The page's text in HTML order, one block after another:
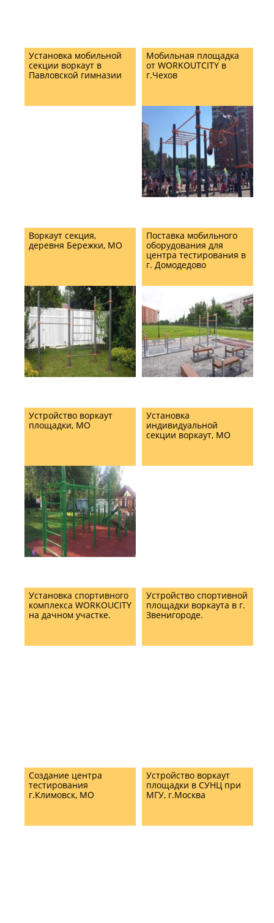
Установка мобильной
секции воркаут в
Павловской гимназии
Мобильная площадка
от WORKOUTCITY в
г.Чехов
Воркаут секция,
деревня Бережки, МО
Поставка мобильного
оборудования для
центра тестирования в
г. Домодедово
Устройство воркаут
площадки, МО
Установка
индивидуальной
секции воркаут, МО
Установка спортивного
комплекса WORKOUCITY
на дачном участке.
Устройство спортивной
площадки воркаута в г.
Звенигороде.
Создание центра
тестирования
г.Климовск, МО
Устройство воркаут
площадки в СУНЦ при
МГУ, г.Москва